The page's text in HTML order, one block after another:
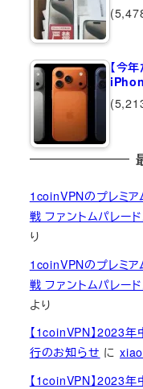
【今
1coinVPNのプレミア
戦 ファントムパレー
り
1coinVPNのプレミア
戦 ファントムパレー
より
【1coinVPN】2023
行のお知らせ に
【1coinVPN】2023